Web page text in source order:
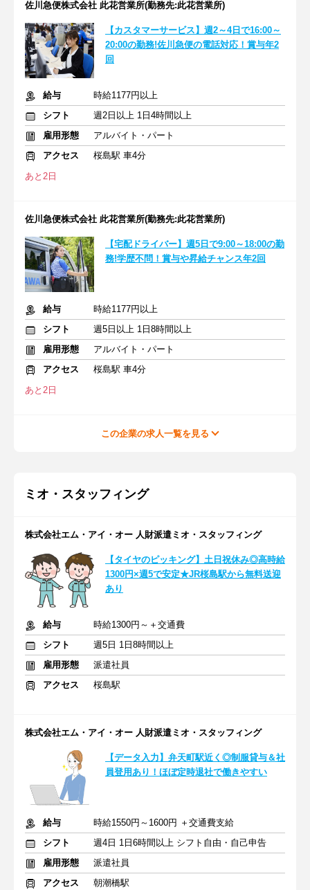
佐川急便株式会社 此花営業所(勤務先:此花営業所)
【カスタマーサービス】週2～4日で16:00～
20:00の勤務!佐川急便の電話対応！賞与年2
回
給与
時給1177円以上
シフト
週2日以上 1日4時間以上
雇用形態
アルバイト・パート
アクセス
桜島駅 車4分
あと2日
佐川急便株式会社 此花営業所(勤務先:此花営業所)
【宅配ドライバー】週5日で9:00～18:00の勤
務!学歴不問！賞与や昇給チャンス年2回
給与
時給1177円以上
シフト
週5日以上 1日8時間以上
雇用形態
アルバイト・パート
アクセス
桜島駅 車4分
あと2日
この企業の求人一覧を見る
ミオ・スタッフィング
株式会社エム・アイ・オー 人財派遣ミオ・スタッフィング
【タイヤのピッキング】土日祝休み◎高時給
1300円×週5で安定★JR桜島駅から無料送迎
あり
給与
時給1300円～＋交通費
シフト
週5日 1日8時間以上
雇用形態
派遣社員
アクセス
桜島駅
株式会社エム・アイ・オー 人財派遣ミオ・スタッフィング
【データ入力】弁天町駅近く◎制服貸与＆社
員登用あり！ほぼ定時退社で働きやすい
給与
時給1550円～1600円 ＋交通費支給
シフト
週4日 1日6時間以上 シフト自由・自己申告
雇用形態
派遣社員
アクセス
朝潮橋駅